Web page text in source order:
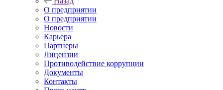
О предприятии
О предприятии
Новости
Карьера
Партнеры
Лицензии
Противодействие коррупции
Документы
Контакты